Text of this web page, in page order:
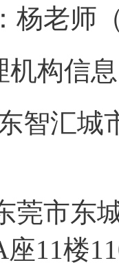
：杨
机构信息
智汇城
市东
场